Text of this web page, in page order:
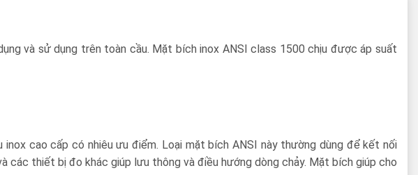
và sử dụng trên toàn cầu. Mặt bích inox ANSI class 1500 chịu được áp suất
cao cấp có nhiêu ưu điểm. Loại mặt bích ANSI này thường dùng để kết nối
các thiết bị đo khác giúp lưu thông và điều hướng dòng chảy. Mặt bích giúp cho